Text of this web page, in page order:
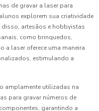
de gravar a laser para
explorem sua criatividade
artesãos e hobbyistas
como brinquedos,
a laser oferece uma maneira
estimulando a
amplamente utilizadas na
para gravar números de
garantindo a